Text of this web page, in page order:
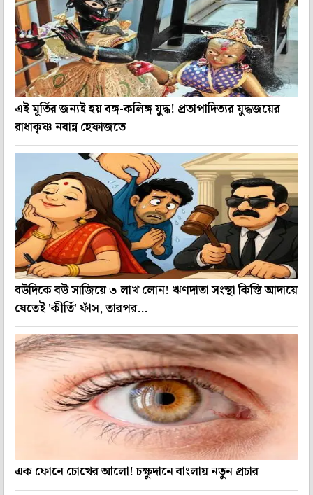
এই মূর্তির জন্যই হয় বঙ্গ-কলিঙ্গ যুদ্ধ! প্রতাপাদিত্যর যুদ্ধজয়ের
রাধাকৃষ্ণ নবান্ন হেফাজতে
বউদিকে বউ সাজিয়ে ৩ লাখ লোন! ঋণদাতা সংস্থা কিস্তি আদায়ে
যেতেই 'কীর্তি' ফাঁস, তারপর...
এক ফোনে চোখের আলো! চক্ষুদানে বাংলায় নতুন প্রচার